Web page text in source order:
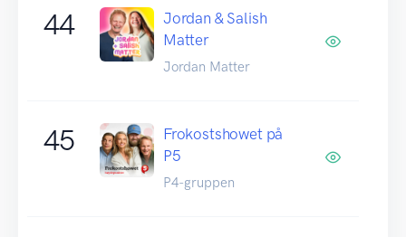
44
Jordan & Salish
Matter
Jordan Matter
45
Frokostshowet på
P5
P4-gruppen